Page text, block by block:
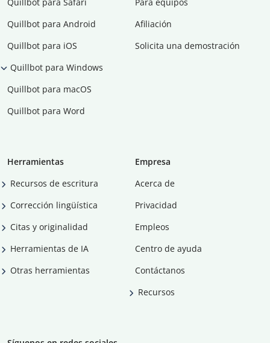
Quillbot para Android
Quillbot para iOS
Quillbot para Windows
Quillbot para macOS
Quillbot para Word
Afiliación
Solicita una demostración
Herramientas
Recursos de escritura
Corrección lingüística
Citas y originalidad
Herramientas de IA
Otras herramientas
Empresa
Acerca de
Privacidad
Empleos
Centro de ayuda
Contáctanos
Recursos